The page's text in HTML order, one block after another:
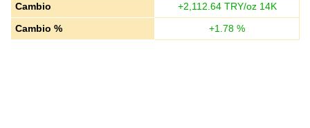
Cambio
+2,112.64TRY/oz 14K
Cambio %
+1.78 %